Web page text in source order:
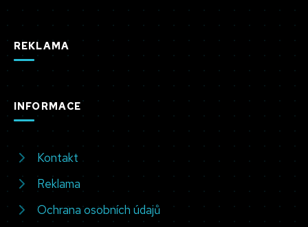
REKLAMA
INFORMACE
Kontakt
Reklama
Ochrana osobních údajů